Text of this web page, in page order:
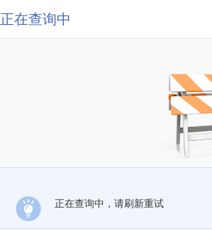
正在查询中
正在查询中，请刷新重试